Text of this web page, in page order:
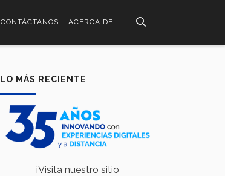
CONTÁCTANOS ACERCA DE
LO MÁS RECIENTE
¡Visita nuestro sitio